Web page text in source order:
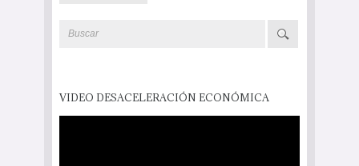
VIDEO DESACELERACIÓN ECONÓMICA